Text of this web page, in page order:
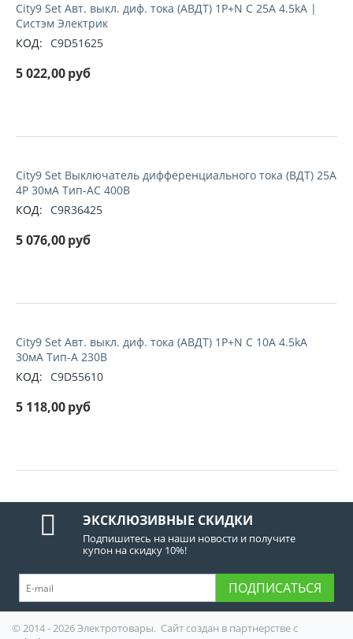
City9 Set Авт. выкл. диф. тока (АВДТ) 1P+N С 25А 4.5kA |
Систэм Электрик
КОД:
C9D51625
5 022,00руб
City9 Set Выключатель дифференциального тока (ВДТ) 25А
4P 30мА Тип-AC 400В
КОД:
C9R36425
5 076,00руб
City9 Set Авт. выкл. диф. тока (АВДТ) 1P+N С 10А 4.5kA
30мА Тип-A 230В
КОД:
C9D55610
5 118,00руб
ЭКСКЛЮЗИВНЫЕ СКИДКИ
Подпишитесь на наши новости и получите
купон на скидку 10%!
ПОДПИСАТЬСЯ
© 2014 - 2026 Электротовары. Сайт создан в партнерстве с